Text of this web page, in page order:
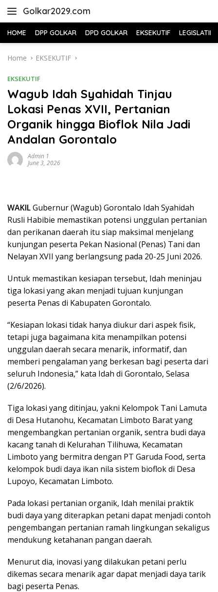
Golkar2029.com
HOME DPP GOLKAR DPD GOLKAR EKSEKUTIF LEGISLATIF
Home EKSEKUTIF
EKSEKUTIF
Wagub Idah Syahidah Tinjau
Lokasi Penas XVII, Pertanian
Organik hingga Bioflok Nila Jadi
Andalan Gorontalo
Admin 1
June 3, 2026
WAKILGubernur (Wagub) Gorontalo Idah Syahidah
Rusli Habibie memastikan potensi unggulan pertanian
dan perikanan daerah itu siap maksimal menjelang
kunjungan peserta Pekan Nasional (Penas) Tani dan
Nelayan XVII yang berlangsung pada 20-25 Juni 2026.
Untuk memastikan kesiapan tersebut, Idah meninjau
tiga lokasi yang akan menjadi tujuan kunjungan
peserta Penas di Kabupaten Gorontalo.
“Kesiapan lokasi tidak hanya diukur dari aspek fisik,
tetapi juga bagaimana kita menampilkan potensi
unggulan daerah secara menarik, informatif, dan
memberi pengalaman yang berkesan bagi peserta dari
seluruh Indonesia,” kata Idah di Gorontalo, Selasa
(2/6/2026).
Tiga lokasi yang ditinjau, yakni Kelompok Tani Lamuta
di Desa Hutanohu, Kecamatan Limboto Barat yang
mengembangkan pertanian organik, sentra budi daya
kacang tanah di Kelurahan Tilihuwa, Kecamatan
Limboto yang bermitra dengan PT Garuda Food, serta
kelompok budi daya ikan nila sistem bioflok di Desa
Lupoyo, Kecamatan Limboto.
Pada lokasi pertanian organik, Idah menilai praktik
budi daya yang diterapkan petani dapat menjadi contoh
pengembangan pertanian ramah lingkungan sekaligus
mendukung ketahanan pangan daerah.
Menurut dia, inovasi yang dilakukan petani perlu
dikemas secara menarik agar dapat menjadi daya tarik
bagi peserta Penas.